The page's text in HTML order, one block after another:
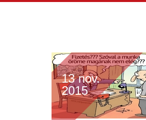
13 nov.
2015